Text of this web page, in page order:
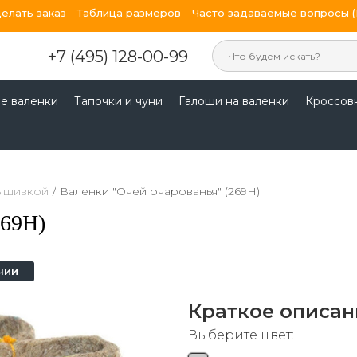
заказ Таблица размеров Часто задаваемые вопросы
+7 (495) 128-00-99
валенки Тапочки и чуни Галоши на валенки
/ Валенки "Очей очарованья" (269Н)
Краткое
Выберите цвет: